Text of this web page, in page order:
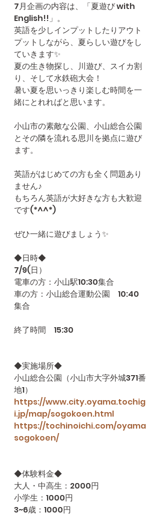
7月企画の内容は、「夏遊び with
English!!」。
英語を少しインプットしたりアウト
プットしながら、夏らしい遊びをし
ていきます✨
夏の生き物探し、川遊び、スイカ割
り、そして水鉄砲大会！
暑い夏を思いっきり楽しむ時間を一
緒にとれればと思います。
小山市の素敵な公園、小山総合公園
とその隣を流れる思川を拠点に遊び
ます。
英語がはじめての方も全く問題あり
ません♪
もちろん英語が大好きな方も大歓迎
です(*^^*)
ぜひ一緒に遊びましょう✨
◆日時◆
7/9(日）
電車の方：小山駅10:30集合
車の方：小山総合運動公園　10:40
集合
終了時間　15:30
◆実施場所◆
小山総合公園（小山市大字外城371番
地1）
https://www.city.oyama.tochig
i.jp/map/sogokoen.html
https://tochinoichi.com/oyama
sogokoen/
◆体験料金◆
大人・中高生：2000円
小学生：1000円
3~6歳：1000円